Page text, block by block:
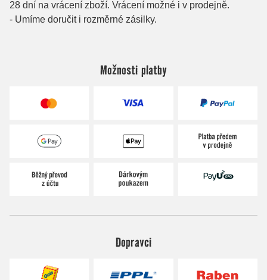
Možnosti platby
Dopravci